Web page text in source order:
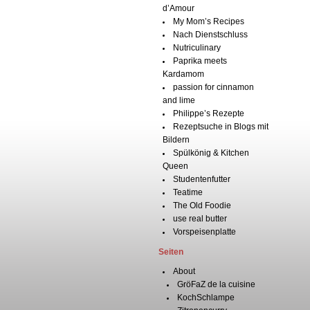
d’Amour
My Mom’s Recipes
Nach Dienstschluss
Nutriculinary
Paprika meets
Kardamom
passion for cinnamon
and lime
Philippe’s Rezepte
Rezeptsuche in Blogs mit
Bildern
Spülkönig & Kitchen
Queen
Studentenfutter
Teatime
The Old Foodie
use real butter
Vorspeisenplatte
Seiten
About
GröFaZ de la cuisine
KochSchlampe